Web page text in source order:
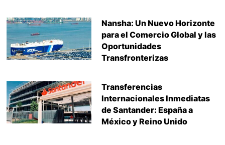
Nansha: Un Nuevo Horizonte
para el Comercio Global y las
Oportunidades
Transfronterizas
Transferencias
Internacionales Inmediatas
de Santander: España a
México y Reino Unido